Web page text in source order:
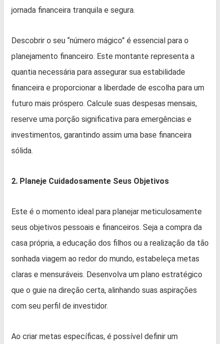
jornada financeira tranquila e segura.
Descobrir o seu “número mágico” é essencial para o
planejamento financeiro. Este montante representa a
quantia necessária para assegurar sua estabilidade
financeira e proporcionar a liberdade de escolha para um
futuro mais próspero. Calcule suas despesas mensais,
reserve uma porção significativa para emergências e
investimentos, garantindo assim uma base financeira
sólida.
2. Planeje Cuidadosamente Seus Objetivos
Este é o momento ideal para planejar meticulosamente
seus objetivos pessoais e financeiros. Seja a compra da
casa própria, a educação dos filhos ou a realização da tão
sonhada viagem ao redor do mundo, estabeleça metas
claras e mensuráveis. Desenvolva um plano estratégico
que o guie na direção certa, alinhando suas aspirações
com seu perfil de investidor.
Ao criar metas específicas, é possível definir um